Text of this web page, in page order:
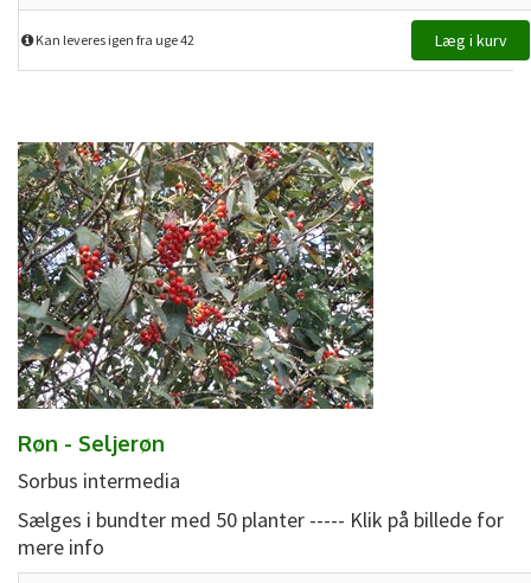
Kan leveres igen fra uge 42
Røn - Seljerøn
Sorbus intermedia
Sælges i bundter med 50 planter ----- Klik på billede for
mere info